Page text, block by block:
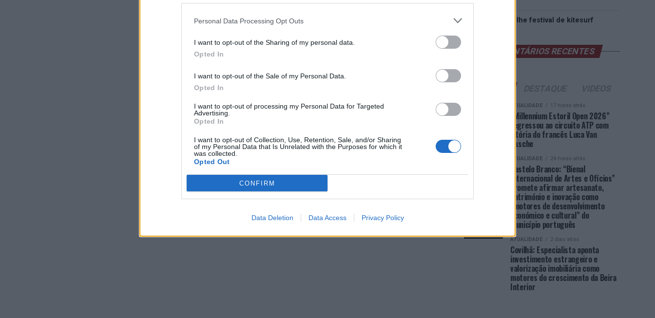
Personal Data Processing Opt Outs
I want to opt-out of the Sharing of my personal data.
Opted In
I want to opt-out of the Sale of my Personal Data.
Opted In
I want to opt-out of processing my Personal Data for Targeted
Advertising.
Opted In
I want to opt-out of Collection, Use, Retention, Sale, and/or Sharing
of my Personal Data that Is Unrelated with the Purposes for which it
was collected.
Opted Out
CONFIRM
Data Deletion Data Access Privacy Policy
Esposende acolhe festival de kitesurf
COMENTÁRIOS RECENTES
ATUALIDADE 17 horas atrás
“Millennium Estoril Open 2026”
regressou ao circuito ATP com
vitória do francês Luca Van
Assche
ATUALIDADE 24 horas atrás
Castelo Branco: “Bienal
Internacional de Artes e Ofícios”
promete afirmar artesanato,
património e inovação como
“motores de desenvolvimento
económico e cultural” do
município português
ATUALIDADE 2 dias atrás
Covilhã: Especialista aponta
investimento estrangeiro e
valorização imobiliária como
motores do crescimento da Beira
Interior